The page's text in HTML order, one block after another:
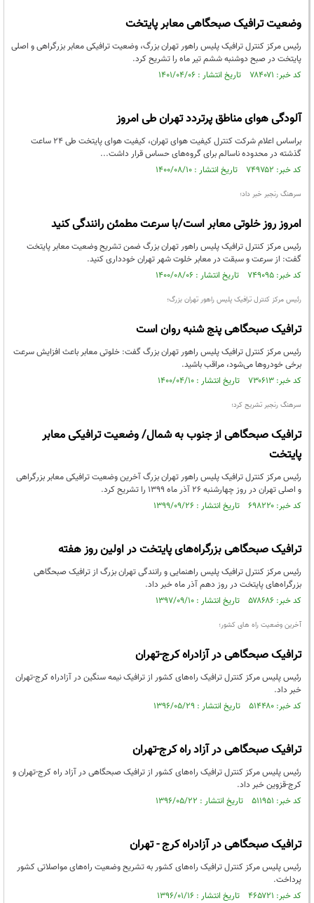
وضعیت ترافیک صبحگاهی معابر پایتخت
رئیس مرکز کنترل ترافیک پلیس راهور تهران بزرگ، وضعیت ترافیکی معابر بزرگراهی و اصلی
پایتخت در صبح دوشنبه ششم تیر ماه را تشریح کرد.
کد خبر: ۷۸۴۰۷۱ تاریخ انتشار : ۱۴۰۱/۰۴/۰۶
آلودگی هوای مناطق پرتردد تهران طی امروز
براساس اعلام شرکت کنترل کیفیت هوای تهران، کیفیت هوای پایتخت طی ۲۴ ساعت
گذشته در محدوده ناسالم برای گروه‌های حساس قرار داشت...
کد خبر: ۷۴۹۷۵۲ تاریخ انتشار : ۱۴۰۰/۰۸/۱۰
سرهنگ رنجبر خبر داد؛
امروز روز خلوتی معابر است/با سرعت مطمئن رانندگی کنید
رئیس مرکز کنترل ترافیک پلیس راهور تهران بزرگ ضمن تشریح وضعیت معابر پایتخت
گفت: از سرعت و سبقت در معابر خلوت شهر تهران خودداری کنید.
کد خبر: ۷۴۹۰۹۵ تاریخ انتشار : ۱۴۰۰/۰۸/۰۶
رئیس مرکز کنترل ترافیک پلیس راهور تهران بزرگ؛
ترافیک صبحگاهی پنج شنبه روان است
رئیس مرکز کنترل ترافیک پلیس راهور تهران بزرگ گفت: خلوتی معابر باعث افزایش سرعت
برخی خودروها می‌شود، مراقب باشید.
کد خبر: ۷۳۰۶۱۳ تاریخ انتشار : ۱۴۰۰/۰۴/۱۰
سرهنگ رنجبر تشریح کرد؛
ترافیک صبحگاهی از جنوب به شمال/ وضعیت ترافیکی معابر
پایتخت
رئیس مرکز کنترل ترافیک پلیس راهور تهران بزرگ آخرین وضعیت ترافیکی معابر بزرگراهی
و اصلی تهران در روز چهارشنبه ۲۶ آذر ماه ۱۳۹۹ را تشریح کرد.
کد خبر: ۶۹۸۲۲۰ تاریخ انتشار : ۱۳۹۹/۰۹/۲۶
ترافیک صبحگاهی بزرگراه‌های پایتخت در اولین روز هفته
رئیس مرکز کنترل ترافیک پلیس راهنمایی و رانندگی تهران بزرگ از ترافیک صبحگاهی
بزرگراه‌های پایتخت در روز دهم آذر ماه خبر داد.
کد خبر: ۵۷۸۶۸۶ تاریخ انتشار : ۱۳۹۷/۰۹/۱۰
آخرین وضعیت راه های کشور؛
ترافیک صبحگاهی در آزادراه کرج-تهران
رئیس پلیس مرکز کنترل ترافیک راه‌های کشور از ترافیک نيمه سنگین در آزادراه كرج-تهران
خبر داد.
کد خبر: ۵۱۴۴۸۰ تاریخ انتشار : ۱۳۹۶/۰۵/۲۹
ترافیک صبحگاهی در آزاد راه کرج-تهران
رئیس پلیس مرکز کنترل ترافیک راه‌های کشور از ترافیک صبحگاهی در آزاد راه کرج-تهران و
کرج-قزوین خبر داد.
کد خبر: ۵۱۱۹۵۱ تاریخ انتشار : ۱۳۹۶/۰۵/۲۲
ترافيک صبحگاهی در آزادراه كرج - تهران
رئیس پلیس مرکز کنترل ترافیک راه‌های کشور به تشريح وضعيت راه‌های مواصلاتی كشور
پرداخت.
کد خبر: ۴۶۵۷۲۱ تاریخ انتشار : ۱۳۹۶/۰۱/۱۶